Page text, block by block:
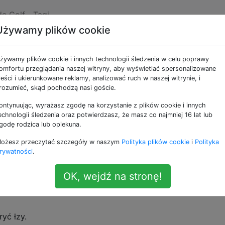
Golf Tagi
następuje ciekawy wzór, który możemy
przy czym ostatnie słowa każdego wiersza w
każdej kolejnej zwrotce, obrócone w ustalonym
ale nie będziemy się tym przejmować.) Spójrz na
łzy.
plików cookie
plików cookie i innych technologii śledzenia w celu poprawy
przeglądania naszej witryny, aby wyświetlać spersonalizowane
i ukierunkowane reklamy, analizować ruch w naszej witrynie, i
skąd pochodzą nasi goście.
wyrażasz zgodę na korzystanie z plików cookie i innych
śledzenia oraz potwierdzasz, że masz co najmniej 16 lat lub
rodzica lub opiekuna.
przeczytać szczegóły w naszym Polityka plików cookie i Polityka
.
OK, wejdź na stronę!